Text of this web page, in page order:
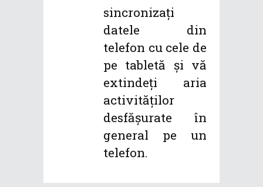
sincronizați
datele din
telefon cu cele de
pe tabletă și vă
extindeți aria
activităților
desfășurate în
general pe un
telefon.